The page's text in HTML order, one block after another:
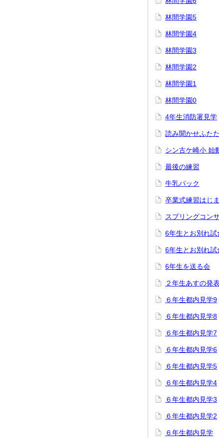
林間学園5
林間学園4
林間学園3
林間学園2
林間学園1
林間学園0
4年生消防署見学
読み聞かせふた
シン古ケ崎小 始
最後の練習
牛乳パック
卒業式練習はじ
スプリングコン
6年生とお別れ試
6年生とお別れ試
6年生を送る会
２年生あすの発
６年生都内見学9
６年生都内見学8
６年生都内見学7
６年生都内見学6
６年生都内見学5
６年生都内見学4
６年生都内見学3
６年生都内見学2
６年生都内見学